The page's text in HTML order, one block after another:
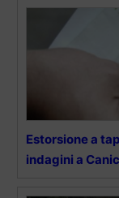
Estorsione a
indagini a